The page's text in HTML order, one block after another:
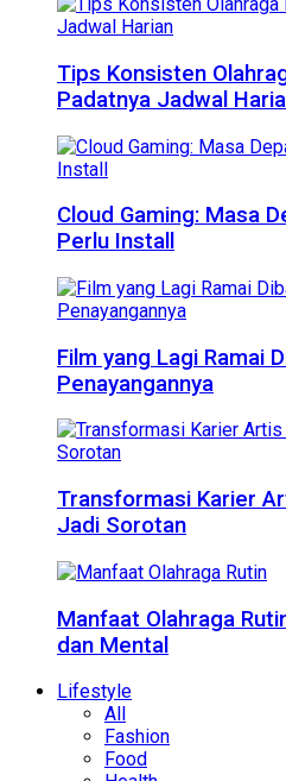
Tips Konsisten
Padatnya Jadwal
Cloud Gaming: Masa
Perlu Install
Film yang Lagi Ramai
Penayangannya
Transformasi Karier
Jadi Sorotan
Manfaat Olahraga
dan Mental
Lifestyle
All
Fashion
Food